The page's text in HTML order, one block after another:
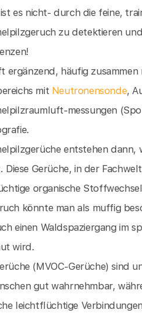
es nicht- durch die feine,
zu detektieren
ergänzend, häufig
mit Neutronensonde,
messungen
entstehen
Diese Gerüche, in der
organische
könnte man als muffig
einen Waldspaziergang im
wird.
(MVOC-Gerüche) sind
gut wahrnehmbar,
leichtflüchtige